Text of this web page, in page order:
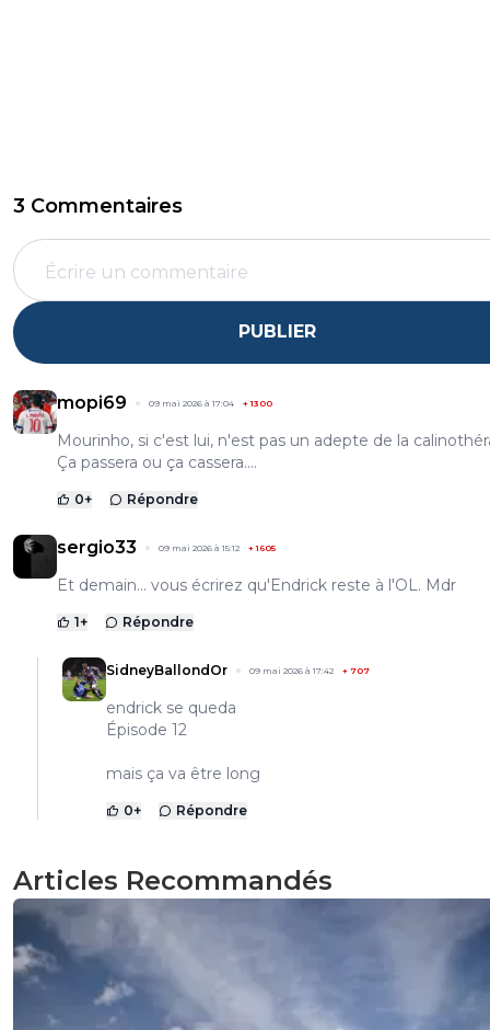
3 Commentaires
PUBLIER
mopi69 09 mai 2026 à 17:04 +1300
Mourinho, si c'est lui, n'est pas un adepte de la
Ça passera ou ça cassera....
0+ Répondre
sergio33 09 mai 2026 à 15:12 +1605
Et demain... vous écrirez qu'Endrick reste à l'OL. Mdr
1+ Répondre
SidneyBallondOr 09 mai 2026 à 17:42 + 707
endrick se queda
Épisode 12
mais ça va être long
0+ Répondre
Articles Recommandés